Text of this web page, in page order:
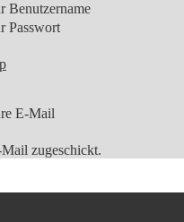
Benutzername
Passwort
E-Mail
zugeschickt.